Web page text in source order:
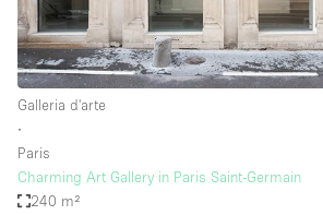
Galleria d'arte
∙
Paris
Charming Art Gallery in Paris Saint-Germain
240 m²